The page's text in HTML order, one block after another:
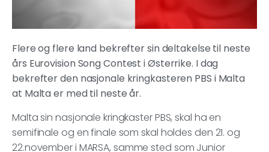
Flere og flere land bekrefter sin deltakelse til neste
års Eurovision Song Contest i Østerrike. I dag
bekrefter den nasjonale kringkasteren PBS i Malta
at Malta er med til neste år.
Malta sin nasjonale kringkaster PBS, skal ha en
semifinale og en finale som skal holdes den 21. og
22.november i MARSA, samme sted som Junior